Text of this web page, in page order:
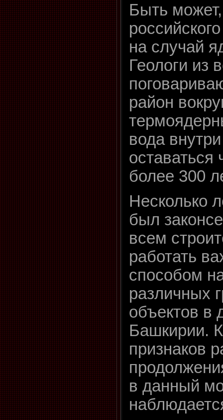
Быть
на случай
Геологи из
район
вода
оставаться
более 300
Несколько
был
всем
работать
способом
различных
объектов в
Башкирии.
признаков
в данный